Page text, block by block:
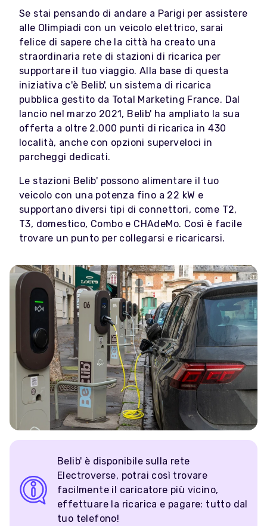
Se stai pensando di andare a Parigi per assistere
alle Olimpiadi con un veicolo elettrico, sarai
felice di sapere che la città ha creato una
straordinaria rete di stazioni di ricarica per
supportare il tuo viaggio. Alla base di questa
iniziativa c'è Belib', un sistema di ricarica
pubblica gestito da Total Marketing France. Dal
lancio nel marzo 2021, Belib' ha ampliato la sua
offerta a oltre 2.000 punti di ricarica in 430
località, anche con opzioni superveloci in
parcheggi dedicati.
Le stazioni Belib' possono alimentare il tuo
veicolo con una potenza fino a 22 kW e
supportano diversi tipi di connettori, come T2,
T3, domestico, Combo e CHAdeMo. Così è facile
trovare un punto per collegarsi e ricaricarsi.
Belib' è disponibile sulla rete
Electroverse, potrai così trovare
facilmente il caricatore più vicino,
effettuare la ricarica e pagare: tutto dal
tuo telefono!